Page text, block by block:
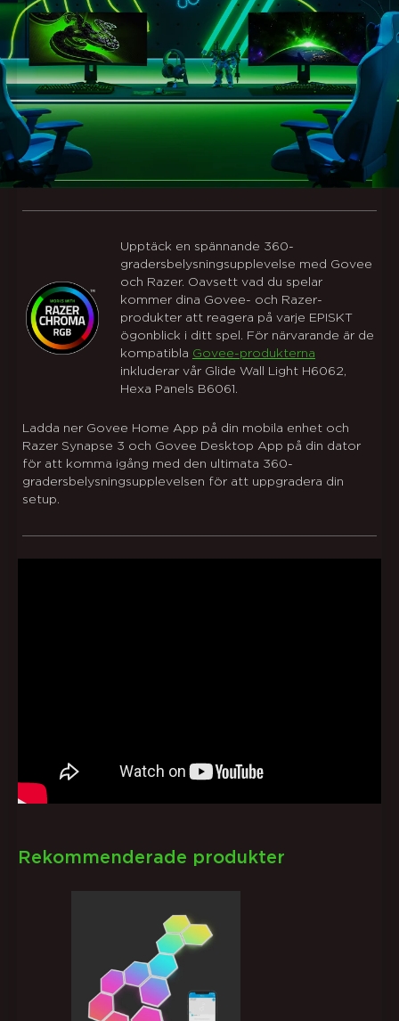
Upptäck en spännande 360-
gradersbelysningsupplevelse med Govee
och Razer. Oavsett vad du spelar
kommer dina Govee- och Razer-
produkter att reagera på varje EPISKT
ögonblick i ditt spel. För närvarande är de
kompatibla Govee-produkterna
inkluderar vår Glide Wall Light H6062,
Hexa Panels B6061.
Ladda ner Govee Home App på din mobila enhet och
Razer Synapse 3 och Govee Desktop App på din dator
för att komma igång med den ultimata 360-
gradersbelysningsupplevelsen för att uppgradera din
setup.
Rekommenderade produkter